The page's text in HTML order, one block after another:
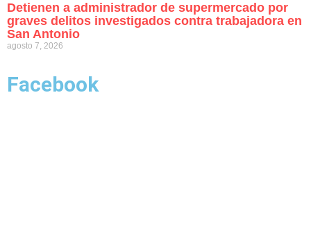
Detienen a administrador de supermercado por
graves delitos investigados contra trabajadora en
San Antonio
agosto 7, 2026
Facebook